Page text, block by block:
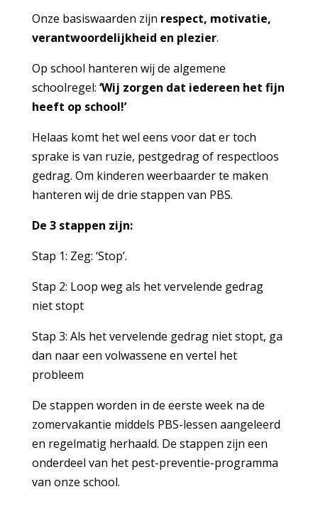
Onze basiswaarden zijn respect, motivatie,
verantwoordelijkheid en plezier.
Op school hanteren wij de algemene
schoolregel: ‘Wij zorgen dat iedereen het fijn
heeft op school!’
Helaas komt het wel eens voor dat er toch
sprake is van ruzie, pestgedrag of respectloos
gedrag. Om kinderen weerbaarder te maken
hanteren wij de drie stappen van PBS.
De 3 stappen zijn:
Stap 1: Zeg: ‘Stop’.
Stap 2: Loop weg als het vervelende gedrag
niet stopt
Stap 3: Als het vervelende gedrag niet stopt, ga
dan naar een volwassene en vertel het
probleem
De stappen worden in de eerste week na de
zomervakantie middels PBS-lessen aangeleerd
en regelmatig herhaald. De stappen zijn een
onderdeel van het pest-preventie-programma
van onze school.